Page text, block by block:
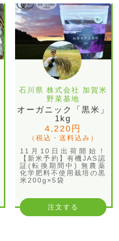
石川県 株式会社 加賀米
野菜基地
オーガニック「黒米」
1kg
4,220円
（税込・送料込み）
11月10日出荷開始！
【新米予約】有機JAS認
証(転換期間中) 無農薬
化学肥料不使用栽培の黒
米200g×5袋
注文する